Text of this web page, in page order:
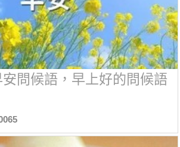
問候語，早上好的問候語